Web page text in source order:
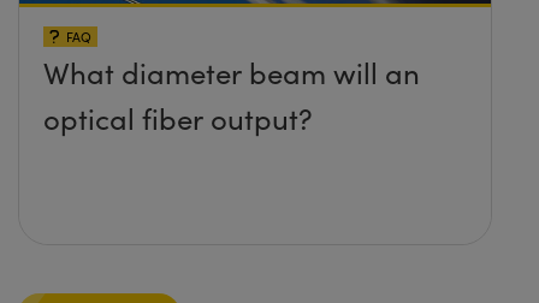
FAQ
What diameter beam will an
optical fiber output?